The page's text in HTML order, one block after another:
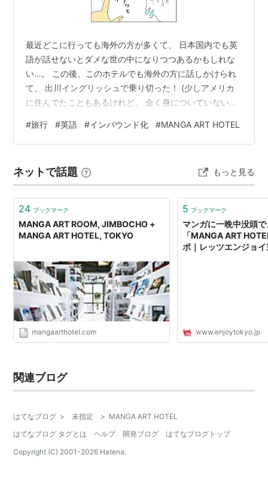
最近どこに行っても海外の方が多くて、 日本国内でも英
語が話せないとダメな世の中になりつつあるかもしれな
い…。 この後、このホテルでも海外の方に話しかけられ
て、 出川イングリッシュで乗り切った！ (少しアメリカ
に住んでたこともあるけれど、 全く身についていない
「MANGA ART HOTEL」と言う、漫画が読めるカプセル
ホテル。 何となく手に取った、東村アキコさんの「かく
画も見てみたいと思いました。多分サブスクで…だけ
ど…。 ランキングに参加しています。 ↓をポチッとして
いただければ嬉しい…
#旅行 #英語 #インバウンド化 #MANGA ART HOTEL
ネットで話題 もっと見る
24 ブックマーク
MANGA ART ROOM, JIMBOCHO +
MANGA ART HOTEL, TOKYO
mangaarthotel.com
5 ブックマーク
マンガに一晩中没頭
「MANGA ART
ポ｜レッツエンジョ
www.enjoytokyo.jp
関連ブログ
はてなブログ > 未指定 > MANGA ART HOTEL
はてなブログ タグとは
ヘルプ 開発ブログ
はてなブログトップ
Copyright (C) 2001-2026 Hatena.